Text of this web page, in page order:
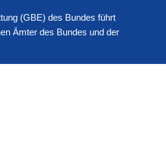
h
l
(GBE) des Bundes führt
Ämter des Bundes und der